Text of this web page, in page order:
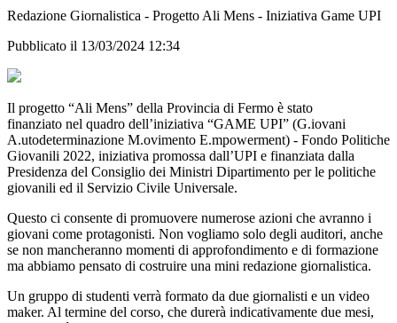
Redazione Giornalistica - Progetto Ali Mens - Iniziativa Game UPI
Pubblicato il 13/03/2024 12:34
Il progetto “Ali Mens” della Provincia di Fermo è stato
finanziato nel quadro dell’iniziativa “GAME UPI” (G.iovani
A.utodeterminazione M.ovimento E.mpowerment) - Fondo Politiche
Giovanili 2022, iniziativa promossa dall’UPI e finanziata dalla
Presidenza del Consiglio dei Ministri Dipartimento per le politiche
giovanili ed il Servizio Civile Universale.
Questo ci consente di promuovere numerose azioni che avranno i
giovani come protagonisti. Non vogliamo solo degli auditori, anche
se non mancheranno momenti di approfondimento e di formazione
ma abbiamo pensato di costruire una mini redazione giornalistica.
Un gruppo di studenti verrà formato da due giornalisti e un video
maker. Al termine del corso, che durerà indicativamente due mesi,